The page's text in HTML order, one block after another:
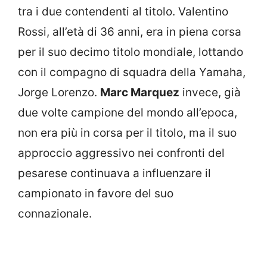
tra i due contendenti al titolo. Valentino
Rossi, all’età di 36 anni, era in piena corsa
per il suo decimo titolo mondiale, lottando
con il compagno di squadra della Yamaha,
Jorge Lorenzo. Marc Marquez invece, già
due volte campione del mondo all’epoca,
non era più in corsa per il titolo, ma il suo
approccio aggressivo nei confronti del
pesarese continuava a influenzare il
campionato in favore del suo
connazionale.